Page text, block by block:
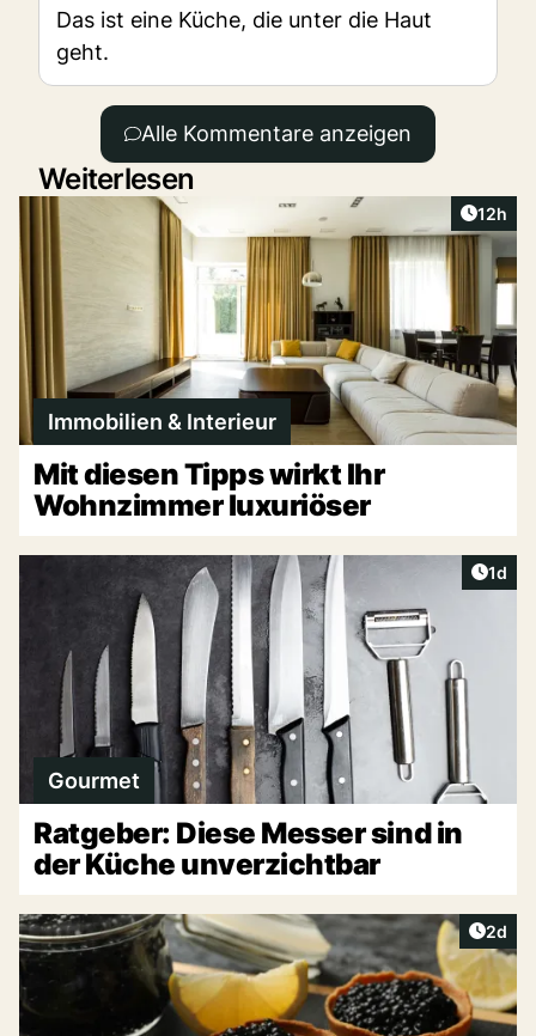
Das ist eine Küche, die unter die Haut
geht.
Alle Kommentare anzeigen
Weiterlesen
Artikel
12h
Immobilien & Interieur
Mit diesen Tipps wirkt Ihr
Wohnzimmer luxuriöser
1d
Gourmet
Ratgeber: Diese Messer sind in
der Küche unverzichtbar
2d